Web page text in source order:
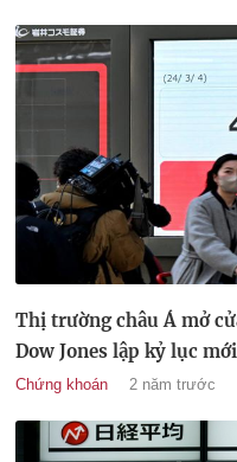
Thị trường châu Á mở
Dow Jones lập kỷ lục mới
Chứng khoán 2 năm trước